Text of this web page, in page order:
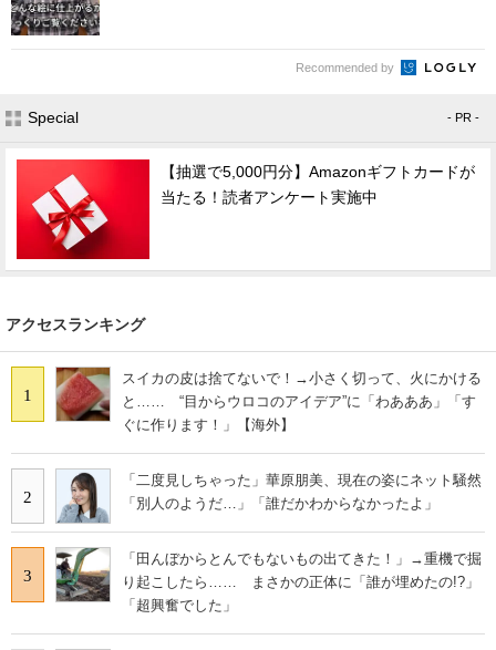
Recommended by
Special - PR -
【抽選で5,000円分】Amazonギフトカードが
当たる！読者アンケート実施中
アクセスランキング
1
スイカの皮は捨てないで！→小さく切って、火にかける
と…… “目からウロコのアイデア”に「わあああ」「す
ぐに作ります！」【海外】
2
「二度見しちゃった」華原朋美、現在の姿にネット騒然
「別人のようだ…」「誰だかわからなかったよ」
3
「田んぼからとんでもないもの出てきた！」→重機で掘
り起こしたら…… まさかの正体に「誰が埋めたの!?」
「超興奮でした」